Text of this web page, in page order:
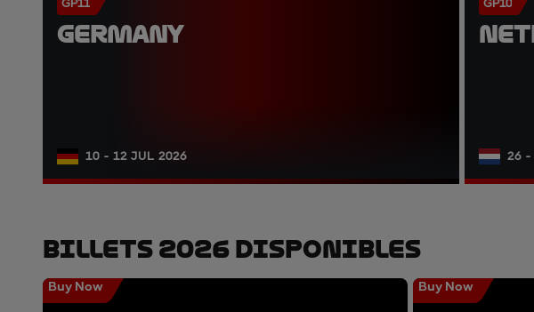
GP11
GERMANY
10 - 12 JUL 2026
GP10
26 -
Billets 2026 Disponibles
Buy Now Buy Now